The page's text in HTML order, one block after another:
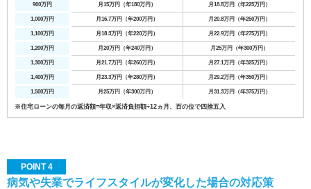
900万円 月15万円（年180万円） 月18.8万円（年225万円）
1,000万円 月16.7万円（年200万円） 月20.8万円（年250万円）
1,100万円 月18.3万円（年220万円） 月22.9万円（年275万円）
1,200万円 月20万円（年240万円） 月25万円（年300万円）
1,300万円 月21.7万円（年260万円） 月27.1万円（年325万円）
1,400万円 月23.3万円（年280万円） 月29.2万円（年350万円）
1,500万円 月25万円（年300万円） 月31.3万円（年375万円）
※住宅ローンの毎月の返済額=年収×返済負担額÷12ヵ月、百の位で四捨五入
POINT 4
病気や失業でライフスタイルが変化した場合の対応策